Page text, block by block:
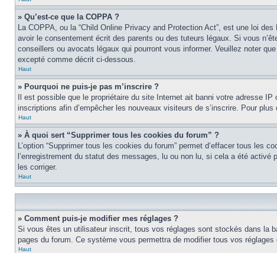
» Qu’est-ce que la COPPA ?
La COPPA, ou la “Child Online Privacy and Protection Act”, est une loi
avoir le consentement écrit des parents ou des tuteurs légaux. Si vous
conseillers ou avocats légaux qui pourront vous informer. Veuillez noter
excepté comme décrit ci-dessous.
Haut
» Pourquoi ne puis-je pas m’inscrire ?
Il est possible que le propriétaire du site Internet ait banni votre adresse
inscriptions afin d’empêcher les nouveaux visiteurs de s’inscrire. Pour
Haut
» À quoi sert “Supprimer tous les cookies du forum” ?
L’option “Supprimer tous les cookies du forum” permet d’effacer tous
l’enregistrement du statut des messages, lu ou non lu, si cela a été
les corriger.
Haut
» Comment puis-je modifier mes réglages ?
Si vous êtes un utilisateur inscrit, tous vos réglages sont stockés dans la
pages du forum. Ce système vous permettra de modifier tous vos
Haut